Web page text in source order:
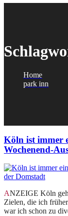
Home
park inn
Köln ist immer
Wochenend-
ANZEIGE Köln gehört, wie viele Städte in Deutschland zu den
Zielen, die ich
war ich schon zu